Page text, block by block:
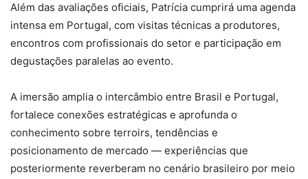
Além das avaliações oficiais, Patrícia cumprirá uma agenda
intensa em Portugal, com visitas técnicas a produtores,
encontros com profissionais do setor e participação em
degustações paralelas ao evento.
A imersão amplia o intercâmbio entre Brasil e Portugal,
fortalece conexões estratégicas e aprofunda o
conhecimento sobre terroirs, tendências e
posicionamento de mercado — experiências que
posteriormente reverberam no cenário brasileiro por meio